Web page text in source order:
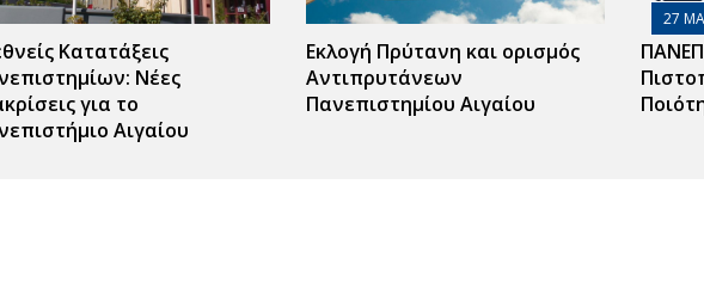
Κατατάξεις
Νέες
για το
Αιγαίου
Εκλογή Πρύτανη και ορισμός
Αντιπρυτάνεων
Πανεπιστημίου Αιγαίου
27